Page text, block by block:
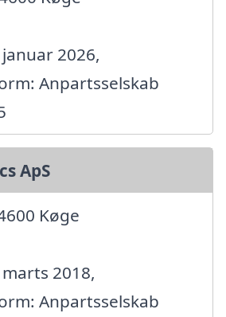
2026,
Anpartsselskab
ApS
Køge
2018,
Anpartsselskab